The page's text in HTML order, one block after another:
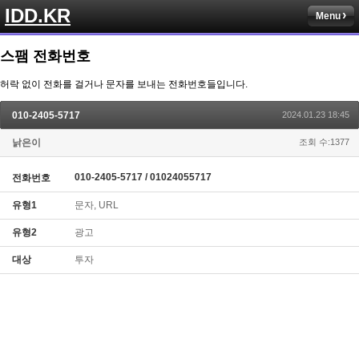
IDD.KR Menu
스팸 전화번호
허락 없이 전화를 걸거나 문자를 보내는 전화번호들입니다.
010-2405-5717 2024.01.23 18:45
낡은이 조회 수:1377
전화번호 010-2405-5717 / 01024055717
유형1 문자, URL
유형2 광고
대상 투자